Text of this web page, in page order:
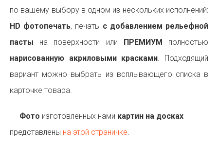
по вашему выбору в одном из нескольких исполнений:
HD фотопечать, печать с добавлением рельефной
пасты на поверхности или ПРЕМИУМ полностью
нарисованную акриловыми красками. Подходящий
вариант можно выбрать из всплывающего списка в
карточке товара.
Фото изготовленных нами картин на досках
представлены на этой страничке.